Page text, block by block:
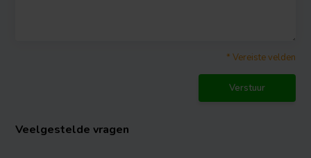
* Vereiste velden
Verstuur
Veelgestelde vragen